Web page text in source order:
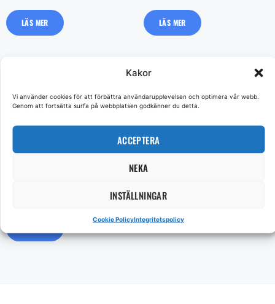
Kakor
Vi använder cookies för att förbättra användarupplevelsen och optimera vår webb.
Genom att fortsätta surfa på webbplatsen godkänner du detta.
ACCEPTERA
NEKA
INSTÄLLNINGAR
Cookie PolicyIntegritetspolicy
LÄS MER LÄS MER
Vibes Shiny 8,2*25
LÄS MER